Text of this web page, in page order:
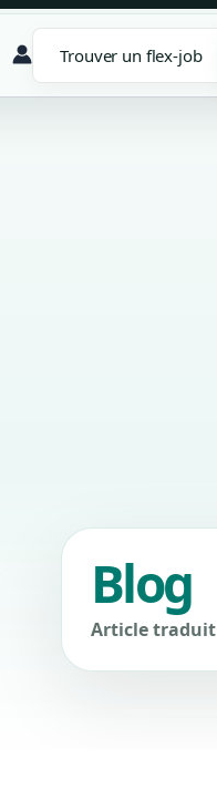
Trouver un flex-job
Blog
Article traduit